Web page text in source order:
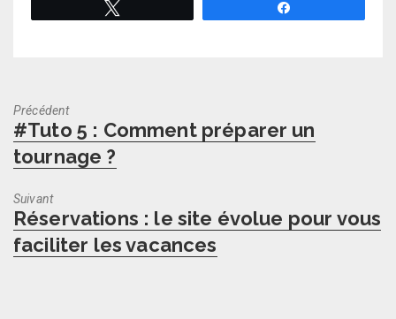
Précédent
Previous
post:
#Tuto 5 : Comment préparer un
tournage ?
Suivant
Next
post:
Réservations : le site évolue pour vous
faciliter les vacances